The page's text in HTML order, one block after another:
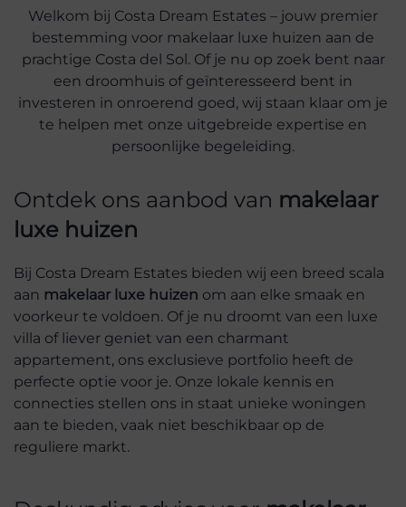
Welkom bij Costa Dream Estates – jouw premier
bestemming voor makelaar luxe huizen aan de
prachtige Costa del Sol. Of je nu op zoek bent naar
een droomhuis of geïnteresseerd bent in
investeren in onroerend goed, wij staan klaar om je
te helpen met onze uitgebreide expertise en
persoonlijke begeleiding.
Ontdek ons aanbod van makelaar
luxe huizen
Bij Costa Dream Estates bieden wij een breed scala
aan makelaar luxe huizen om aan elke smaak en
voorkeur te voldoen. Of je nu droomt van een luxe
villa of liever geniet van een charmant
appartement, ons exclusieve portfolio heeft de
perfecte optie voor je. Onze lokale kennis en
connecties stellen ons in staat unieke woningen
aan te bieden, vaak niet beschikbaar op de
reguliere markt.